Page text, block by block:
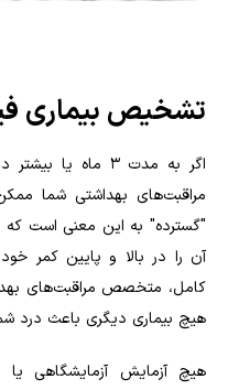
تشخیص بیماری
اگر به مدت ۳ ماه
مراقبت‌های بهداشتی شما
"گسترده" به این معنی است
آن را در بالا و پایین کمر
کامل، متخصص مراقبت‌های
هیچ بیماری دیگری باعث درد
هیچ آزمایش آزمایشگاهی یا